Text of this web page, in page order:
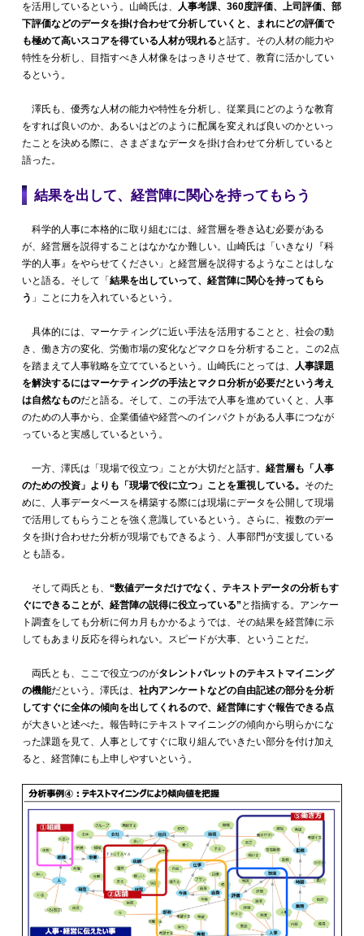
を活用しているという。山崎氏は、 人事考課、360度評価、上司評価、部
下評価などのデータを掛け合わせて分析していくと、まれにどの評価で
も極めて高いスコアを得ている人材が現れる と話す。その人材の能力や
特性を分析し、目指すべき人材像をはっきりさせて、教育に活かしてい
るという。
澤氏も、優秀な人材の能力や特性を分析し、従業員にどのような教育
をすれば良いのか、あるいはどのように配属を変えれば良いのかといっ
たことを決める際に、さまざまなデータを掛け合わせて分析していると
語った。
結果を出して、経営陣に関心を持ってもらう
科学的人事に本格的に取り組むには、経営層を巻き込む必要がある
が、経営層を説得することはなかなか難しい。山崎氏は「いきなり『科
学的人事』をやらせてください」と経営層を説得するようなことはしな
いと語る。そして「 結果を出していって、経営陣に関心を持ってもら
う 」ことに力を入れているという。
具体的には、マーケティングに近い手法を活用することと、社会の動
き、働き方の変化、労働市場の変化などマクロを分析すること。この2点
を踏まえて人事戦略を立てているという。山崎氏にとっては、 人事課題
を解決するにはマーケティングの手法とマクロ分析が必要だという考え
は自然なものだと語る。そして、この手法で人事を進めていくと、人事
のための人事から、企業価値や経営へのインパクトがある人事につなが
っていると実感しているという。
一方、澤氏は「現場で役立つ」ことが大切だと話す。 経営層も「人事
のための投資」よりも「現場で役に立つ」ことを重視している。 そのた
めに、人事データベースを構築する際には現場にデータを公開して現場
で活用してもらうことを強く意識しているという。さらに、複数のデー
タを掛け合わせた分析が現場でもできるよう、人事部門が支援している
とも語る。
そして両氏とも、 “数値データだけでなく、テキストデータの分析もす
ぐにできることが、経営陣の説得に役立っている”と指摘する。アンケー
ト調査をしても分析に何カ月もかかるようでは、その結果を経営陣に示
してもあまり反応を得られない。スピードが大事、ということだ。
両氏とも、ここで役立つのがタレントパレットのテキストマイニング
の機能だという。澤氏は、 社内アンケートなどの自由記述の部分を分析
してすぐに全体の傾向を出してくれるので、経営陣にすぐ報告できる点
が大きいと述べた。報告時にテキストマイニングの傾向から明らかにな
った課題を見て、人事としてすぐに取り組んでいきたい部分を付け加え
ると、経営陣にも上申しやすいという。